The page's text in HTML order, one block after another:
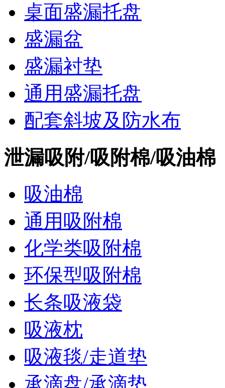
桌面盛漏托盘
盛漏盆
盛漏衬垫
通用盛漏托盘
配套斜坡及防水布
泄漏吸附/吸附棉/吸油棉
吸油棉
通用吸附棉
化学类吸附棉
环保型吸附棉
长条吸液袋
吸液枕
吸液毯/走道垫